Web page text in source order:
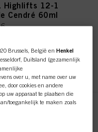
Highlifts 12-1
Cendré 60ml
EN KOPEN
Brussels, België enHenkel
Duitsland (gezamenlijk
over u, met name over uw
door cookies en andere
uw apparaat te plaatsen die
toegankelijk te maken zoals